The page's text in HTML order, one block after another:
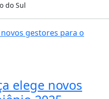
do Sul
elege novos